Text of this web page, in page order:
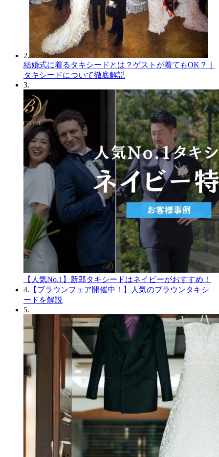
2.
結婚式に着るタキシードとは？ゲストが着てもOK？｜
タキシードについて徹底解説
3.
【人気No.1】新郎タキシードはネイビーがおすすめ！
4. 【ブラウンフェア開催中！】人気のブラウンタキシ
ードを解説
5.